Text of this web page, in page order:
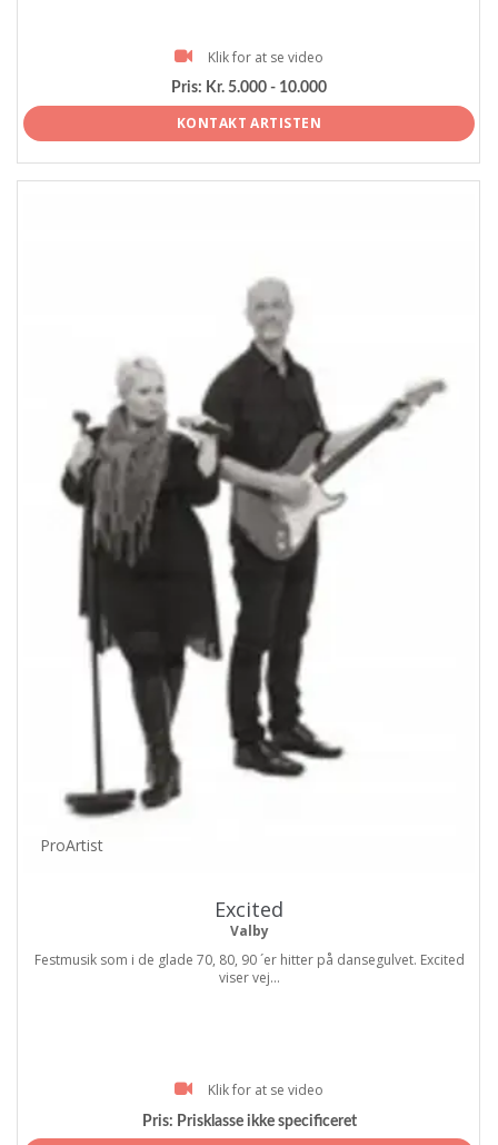
Klik for at se video
Pris: Kr. 5.000 - 10.000
KONTAKT ARTISTEN
ProArtist
Excited
Valby
Festmusik som i de glade 70, 80, 90 ´er hitter på dansegulvet. Excited
viser vej...
Klik for at se video
Pris: Prisklasse ikke specificeret